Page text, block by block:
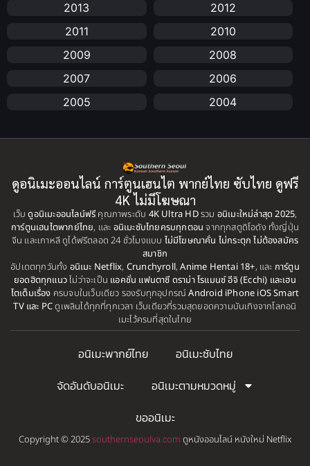
Animation แอนิเมชั่น
(25)
BBC(1)
Big tits (นมใหญ่)(19)
Biography
Bitch (ผู้หญิงร่าน)(1)
Blackmail (ข่มขู่) (1)
Bondage (ทาส)
Censored (เซ็นเซอร์)(19)
2013
2012
2011
2010
2009
2008
2007
2006
2005
2004
1999
1998
1995
1993
1992
1991
1990
1989
1988
1987
1981
1980
1979
1977
ดูอนิเมะออนไลน์ การ์ตูนเฮนไต พากย์ไทย ซับไทย ดูฟรี
4K ไม่มีโฆษณา
เว็บดูอนิเมะออนไลน์ฟรี คุณภาพระดับ 4K Ultra HDรวม อนิเมะใหม่ล่าสุด 2025,
การ์ตูนเฮนไตพากย์ไทย, และ อนิเมะซับไทยครบทุกตอน จากทุกสตูดิโอดัง ทั้งญี่ปุ่น
จีน และเกาหลี ดูได้ฟรีตลอด 24 ชั่วโมงแบบ ไม่มีโฆษณาคั่น ไม่กระตุก ไม่ต้องสมัคร
สมาชิก
อัปเดตทุกวันทั้ง อนิเมะ Netflix, Crunchyroll,Anime Hentai 18+, และ การ์ตูน
ยอดฮิตทุกแนวไม่ว่าจะเป็น แอคชั่น แฟนตาซี ดราม่า โรแมนซ์ อีจิ (Ecchi) และเฮน
ไตเต็มเรื่อง ครบจบในเว็บเดียว รองรับทุกอุปกรณ์Android iPhone iOS Smart
TV และ PCดูเพลินได้ทุกที่ทุกเวลา เว็บเดียวที่รวมสุดยอดความบันเทิงจากโลกอนิ
เมะไว้ครบที่สุดในไทย
อนิเมะพากย์ไทย
อนิเมะซับไทย
จัดอันดับอนิเมะ
อนิเมะตามหมวดหมู่
ขออนิเมะ
Copyright © 2025southernseoulva.com ดูหนังออนไลน์ หนังใหม่ Netflix